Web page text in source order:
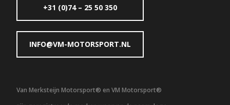
+31 (0)74 – 25 50 350
INFO@VM-MOTORSPORT.NL
Van Merksteijn Motorsport® en VM Motorsport®